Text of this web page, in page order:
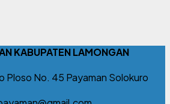
KABUPATEN LAMONGAN
Ploso No. 45 Payaman Solokuro